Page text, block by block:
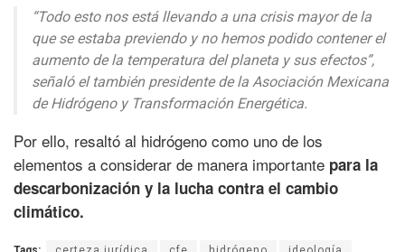
“Todo esto nos está llevando a una crisis mayor de la
que se estaba previendo y no hemos podido contener el
aumento de la temperatura del planeta y sus efectos”,
señaló el también presidente de la Asociación Mexicana
de Hidrógeno y Transformación Energética.
Por ello, resaltó al hidrógeno como uno de los
elementos a considerar de manera importante para la
descarbonización y la lucha contra el cambio
climático.